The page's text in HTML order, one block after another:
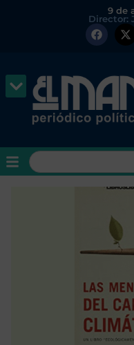
9 de
Director: